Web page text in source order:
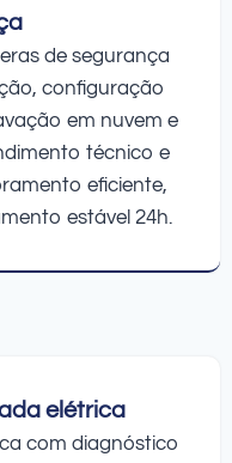
de segurança
configuração
em nuvem e
técnico e
eficiente,
estável 24h.
elétrica
com diagnóstico